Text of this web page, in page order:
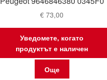
€ 73,00
Уведомете, когато
продуктът е наличен
Още